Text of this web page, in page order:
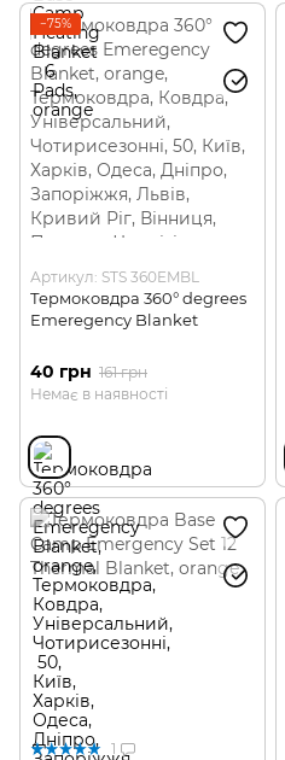
−75%
Артикул: STS 360EMBL
Термоковдра 360° degrees
Emeregency Blanket
40 грн 161 грн
Немає в наявності
1